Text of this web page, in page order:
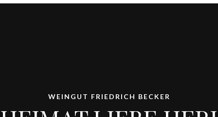
WEINGUT FRIEDRICH BECKER